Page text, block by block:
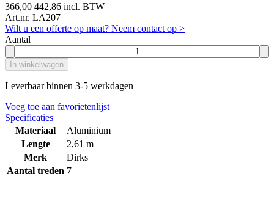
366,00 442,86 incl. BTW
Art.nr. LA207
Wilt u een offerte op maat? Neem contact op >
Aantal
In winkelwagen
Leverbaar binnen 3-5 werkdagen
Voeg toe aan favorietenlijst
Specificaties
Materiaal
Aluminium
Lengte
2,61 m
Merk
Dirks
Aantal treden 7